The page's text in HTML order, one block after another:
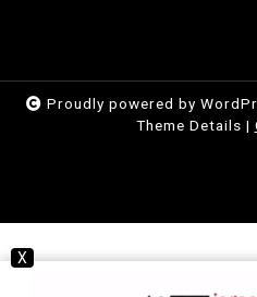
Proudly powered by
Theme Details |
X